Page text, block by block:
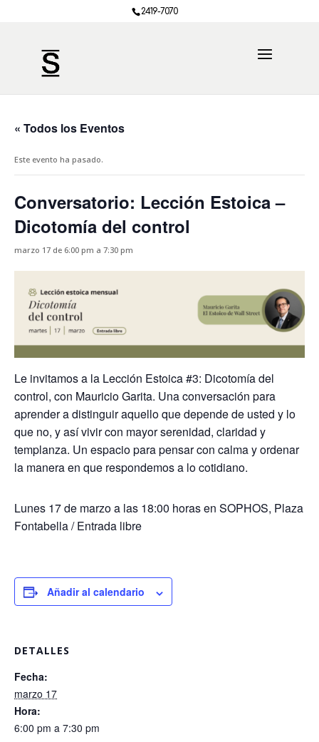
2419-7070
« Todos los Eventos
Este evento ha pasado.
Conversatorio: Lección Estoica –
Dicotomía del control
marzo 17 de 6:00 pm a 7:30 pm
Le invitamos a la Lección Estoica #3: Dicotomía del
control, con Mauricio Garita. Una conversación para
aprender a distinguir aquello que depende de usted y lo
que no, y así vivir con mayor serenidad, claridad y
templanza. Un espacio para pensar con calma y ordenar
la manera en que respondemos a lo cotidiano.
Lunes 17 de marzo a las 18:00 horas en SOPHOS, Plaza
Fontabella / Entrada libre
Añadir al calendario
DETALLES
Fecha:
marzo 17
Hora:
6:00 pm a 7:30 pm